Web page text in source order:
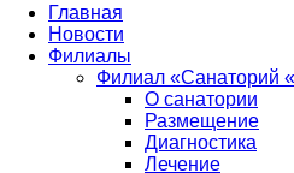
Главная
Новости
Филиалы
Филиал «Санаторий
О санатории
Размещение
Диагностика
Лечение